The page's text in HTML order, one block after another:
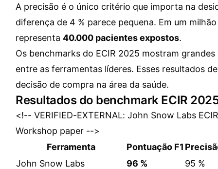
A precisão é o único critério que importa na
diferença de 4 % parece pequena. Em um
representa 40.000 pacientes expostos.
Os benchmarks do ECIR 2025 mostram
entre as ferramentas líderes. Esses resultados
decisão de compra na área da saúde.
Resultados do benchmark ECIR
<!-- VERIFIED-EXTERNAL: John Snow Labs
Workshop paper -->
Ferramenta
Pontuação F1
John Snow Labs
96 %
95 %